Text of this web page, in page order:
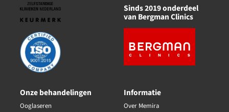
Sinds 2019 onderdeel
van Bergman Clinics
Onze behandelingen
Ooglaseren
Informatie
Over Memira